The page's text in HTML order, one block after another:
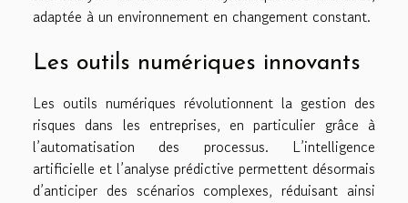
adaptée à un environnement en changement constant.
Les outils numériques innovants
Les outils numériques révolutionnent la gestion des
risques dans les entreprises, en particulier grâce à
l’automatisation des processus. L’intelligence
artificielle et l’analyse prédictive permettent désormais
d’anticiper des scénarios complexes, réduisant ainsi